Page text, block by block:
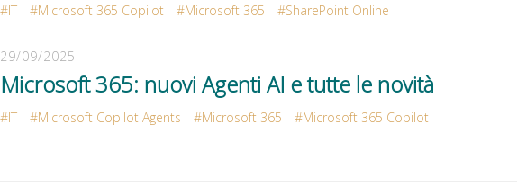
IT Microsoft 365 Copilot Microsoft 365 SharePoint Online
29/09/2025
Microsoft 365: nuovi Agenti AI e tutte le novità
IT Microsoft Copilot Agents Microsoft 365 Microsoft 365 Copilot